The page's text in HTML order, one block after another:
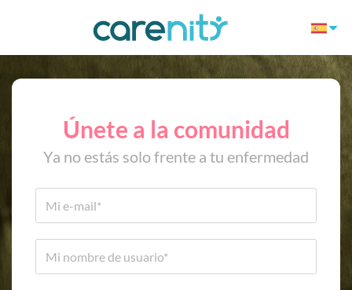
Únete a la comunidad
Ya no estás solo frente a tu enfermedad